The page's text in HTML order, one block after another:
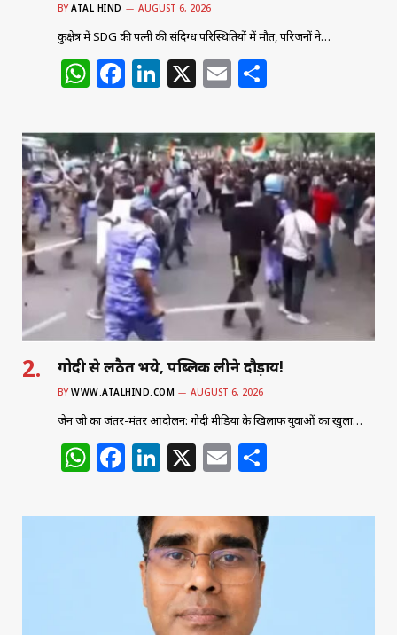
BY ATAL HIND AUGUST 6, 2026
कुरुक्षेत्र में SDG की पत्नी की संदिग्ध परिस्थितियों में मौत, परिजनों ने…
W
at
s
A
p
p
F
c
e
b
o
o
k
Li
k
e
dI
n
X E
ai
l
ar
e
गोदी से लठैत भये, पब्लिक लीने दौड़ाय!
BY WWW.ATALHIND.COM AUGUST 6, 2026
जेन जी का जंतर-मंतर आंदोलन: गोदी मीडिया के खिलाफ युवाओं का खुला…
W
h
at
F
a
c
e
b
o
Li
n
k
e
dI
n
X E
m
ai
l
ar
e